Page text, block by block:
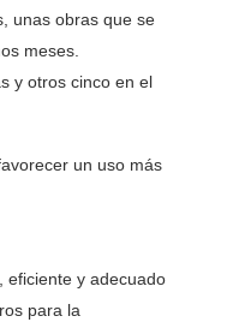
unas obras que se
meses.
y otros cinco en el
un uso más
eficiente y adecuado
para la